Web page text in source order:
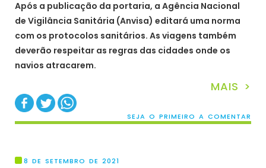
Após a publicação da portaria, a Agência Nacional
de Vigilância Sanitária (Anvisa) editará uma norma
com os protocolos sanitários. As viagens também
deverão respeitar as regras das cidades onde os
navios atracarem.
MAIS >
SEJA O PRIMEIRO A COMENTAR
8 DE SETEMBRO DE 2021